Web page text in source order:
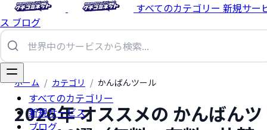
すべてのカテゴリー 新規サー
ス ブログ
すべてのカテゴリー
新規サービス
ブログ
ホーム / カテゴリ / かんばんツール
2026年 オススメの かんばんツ